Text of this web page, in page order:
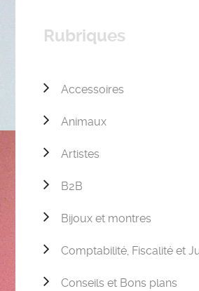
Rubriques
Accessoires
Animaux
Artistes
B2B
Bijoux et montres
Comptabilité, Fiscalité et
Conseils et Bons plans